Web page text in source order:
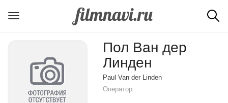
Пол Ван дер
Линден
Paul Van der Linden
Оператор